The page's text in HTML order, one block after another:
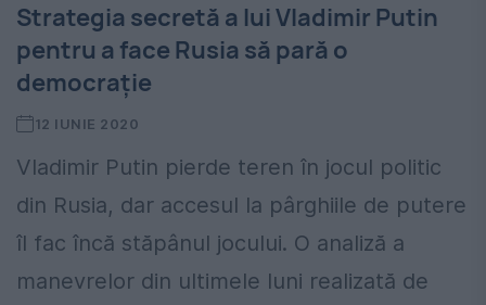
Strategia secretă a lui Vladimir Putin
pentru a face Rusia să pară o
democrație
12 IUNIE 2020
Vladimir Putin pierde teren în jocul politic
din Rusia, dar accesul la pârghiile de putere
îl fac încă stăpânul jocului. O analiză a
manevrelor din ultimele luni realizată de